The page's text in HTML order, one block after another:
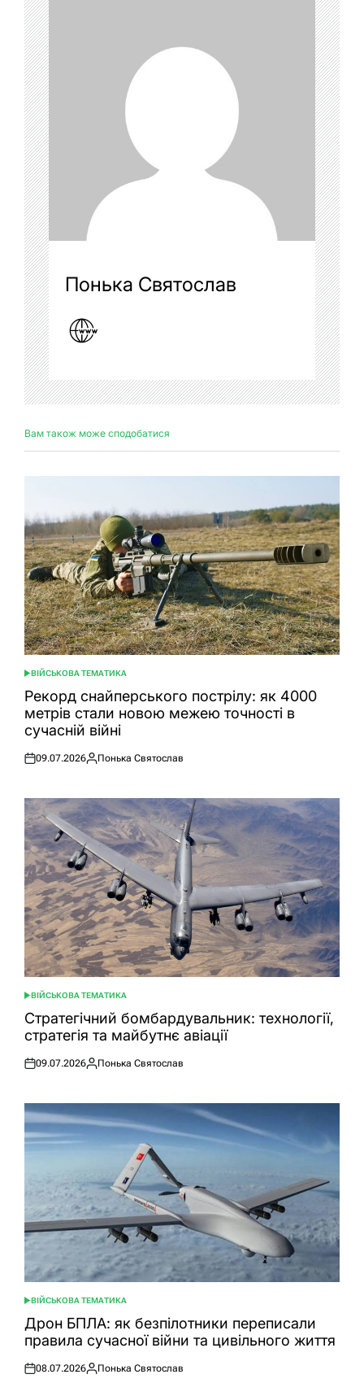
Понька Святослав
Вам також може сподобатися
ОПУБЛІКУВАТИ
У
ВІЙСЬКОВА ТЕМАТИКА
Рекорд снайперського пострілу: як 4000
метрів стали новою межею точності в
сучасній війні
Оприлюднено
09.07.2026
Опубліковано
Понька Святослав
ОПУБЛІКУВАТИ
У
ВІЙСЬКОВА ТЕМАТИКА
Стратегічний бомбардувальник: технології,
стратегія та майбутнє авіації
Оприлюднено
09.07.2026
Опубліковано
Понька Святослав
ОПУБЛІКУВАТИ
У
ВІЙСЬКОВА ТЕМАТИКА
Дрон БПЛА: як безпілотники переписали
правила сучасної війни та цивільного життя
Оприлюднено
08.07.2026
Опубліковано
Понька Святослав